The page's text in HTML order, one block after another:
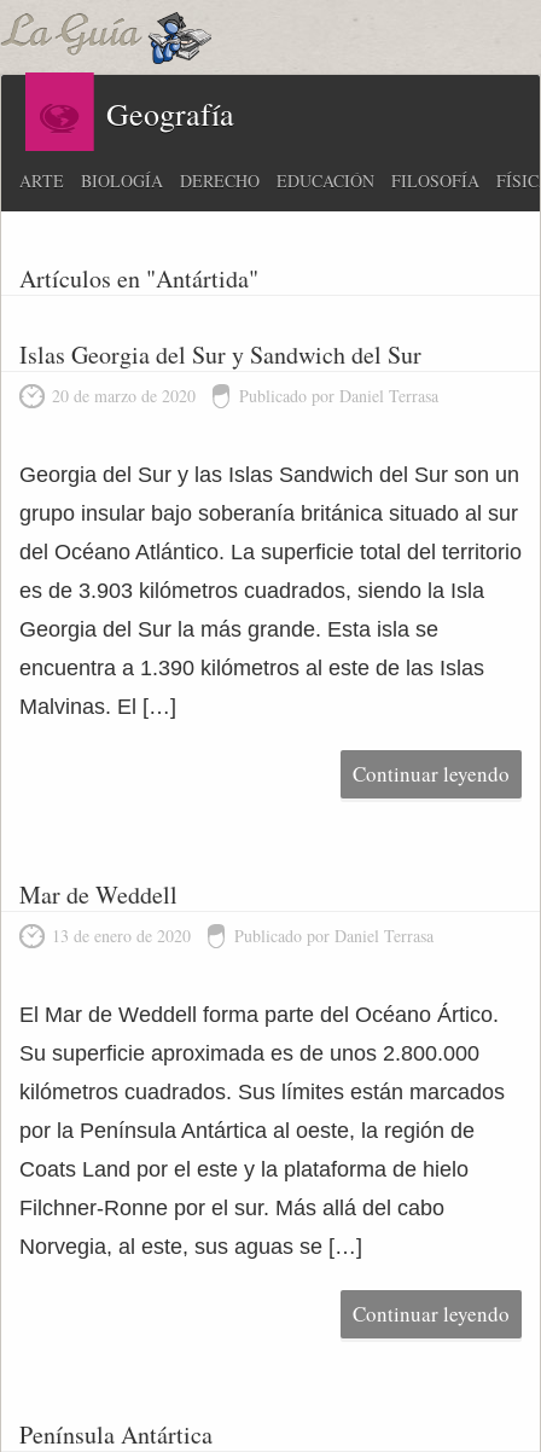
Geografía
ARTE BIOLOGÍA DERECHO EDUCACIÓN FILOSOFÍA
Artículos en "Antártida"
Islas Georgia del Sur y Sandwich del Sur
20 de marzo de 2020 Publicado por Daniel Terrasa
Georgia del Sur y las Islas Sandwich del Sur son un
grupo insular bajo soberanía británica situado al sur
del Océano Atlántico. La superficie total del territorio
es de 3.903 kilómetros cuadrados, siendo la Isla
Georgia del Sur la más grande. Esta isla se
encuentra a 1.390 kilómetros al este de las Islas
Malvinas. El […]
Continuar leyendo
Mar de Weddell
13 de enero de 2020 Publicado por Daniel Terrasa
El Mar de Weddell forma parte del Océano Ártico.
Su superficie aproximada es de unos 2.800.000
kilómetros cuadrados. Sus límites están marcados
por la Península Antártica al oeste, la región de
Coats Land por el este y la plataforma de hielo
Filchner-Ronne por el sur. Más allá del cabo
Norvegia, al este, sus aguas se […]
Continuar leyendo
Península Antártica